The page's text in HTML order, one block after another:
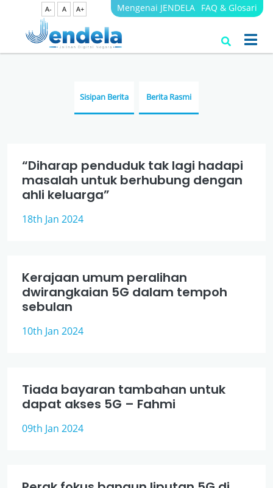
A- A A+ Mengenai JENDELA FAQ & Glosari
Berita
Sisipan Berita Berita Rasmi
“Diharap penduduk tak lagi hadapi
masalah untuk berhubung dengan
ahli keluarga”
18th Jan 2024
Kerajaan umum peralihan
dwirangkaian 5G dalam tempoh
sebulan
10th Jan 2024
Tiada bayaran tambahan untuk
dapat akses 5G – Fahmi
09th Jan 2024